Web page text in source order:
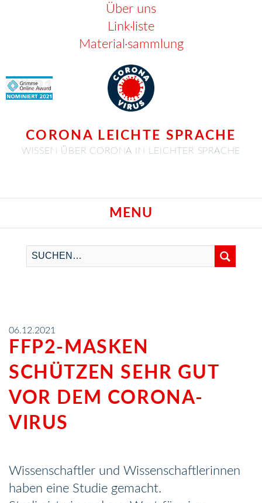
Über uns
Link·liste
Material·sammlung
CORONA LEICHTE SPRACHE
WISSEN ÜBER CORONA IN LEICHTER SPRACHE
MENU
06.12.2021
FFP2-MASKEN
SCHÜTZEN SEHR GUT
VOR DEM CORONA-
VIRUS
Wissenschaftler und Wissenschaftlerinnen
haben eine Studie gemacht.